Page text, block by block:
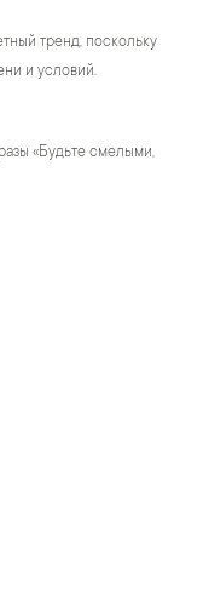
тренд, поскольку
и условий.
«Будьте смелыми,